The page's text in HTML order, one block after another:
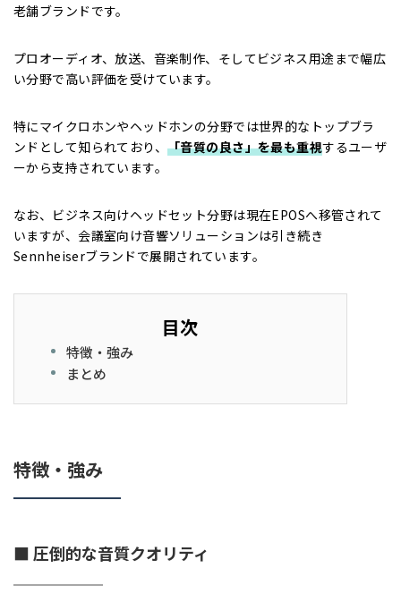
老舗ブランドです。
プロオーディオ、放送、音楽制作、そしてビジネス用途まで幅広
い分野で高い評価を受けています。
特にマイクロホンやヘッドホンの分野では世界的なトップブラ
ンドとして知られており、「音質の良さ」を最も重視するユーザ
ーから支持されています。
なお、ビジネス向けヘッドセット分野は現在EPOSへ移管されて
いますが、会議室向け音響ソリューションは引き続き
Sennheiserブランドで展開されています。
目次
特徴・強み
まとめ
特徴・強み
■ 圧倒的な音質クオリティ